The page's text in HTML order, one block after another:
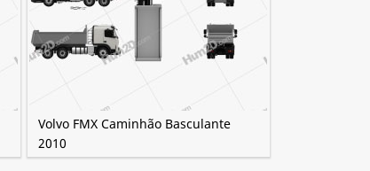
Volvo FMX Caminhão Basculante
2010